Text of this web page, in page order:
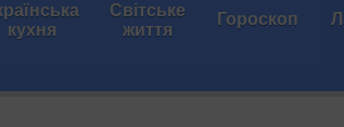
кухня
Світське
життя Гороскоп